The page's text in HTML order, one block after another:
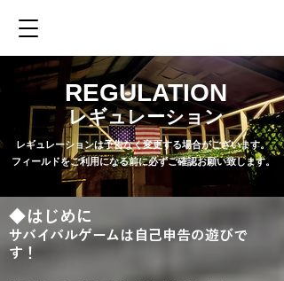
REGULATION
レギュレーション
​レギュレーションは予告なく変更する場合がございます。
フィールドをご利用になる前に必ずご確認お願い致します。
◆はじめに
​サバイバルゲームは自己申告の遊びで
す！